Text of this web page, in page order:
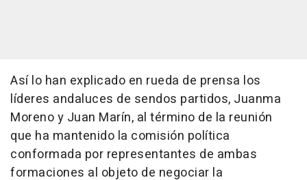
Así lo han explicado en rueda de prensa los
líderes andaluces de sendos partidos, Juanma
Moreno y Juan Marín, al término de la reunión
que ha mantenido la comisión política
conformada por representantes de ambas
formaciones al objeto de negociar la